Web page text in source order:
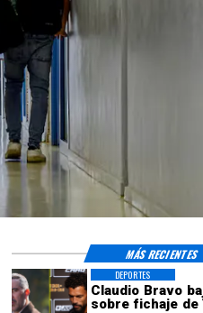
Claudio Bravo
sobre fichaje de
DEPORTES
MÁS RECIENTES